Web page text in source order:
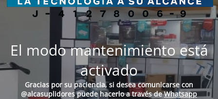
El modo mantenimiento está
activado
Gracias por su paciencia, si desea comunicarse con
@alcasuplidores puede hacerlo a través deWhatsapp